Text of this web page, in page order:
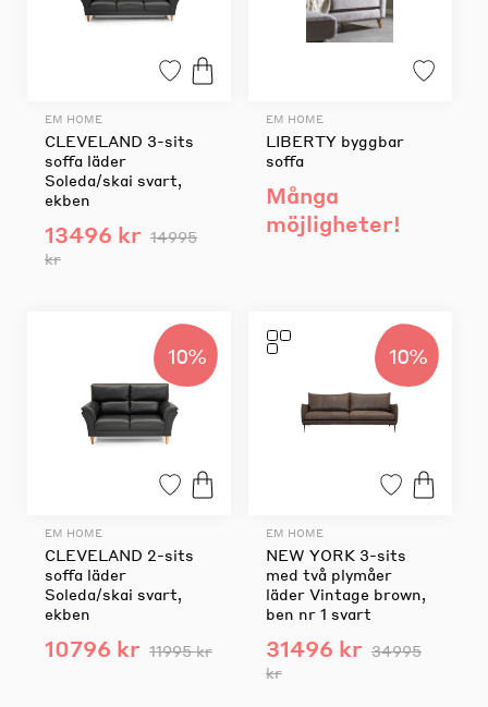
EM HOME
CLEVELAND 3-sits
soffa läder
Soleda/skai svart,
ekben
13496 kr 14995
kr
EM HOME
LIBERTY byggbar
soffa
Många
möjligheter!
10%
EM HOME
CLEVELAND 2-sits
soffa läder
Soleda/skai svart,
ekben
10796 kr 11995 kr
10%
EM HOME
NEW YORK 3-sits
med två plymåer
läder Vintage brown,
ben nr 1 svart
31496 kr 34995
kr